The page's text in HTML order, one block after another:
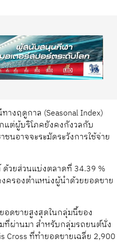
งฤดูกาล (Seasonal Index)
แต่ผู้บริโภคยังคงกังวลกับ
นอาจจะระมัดระวังการใช้จ่าย
วยส่วนแบ่งตลาดที่ 34.39 %
งครองตำแหน่งผู้นำด้วยยอดขาย
อดขายสูงสุดในกลุ่มนี้ของ
ที่ผ่านมา สำหรับกลุ่มรถยนต์นั่ง
Cross ที่ทำยอดขายเฉลี่ย 2,900